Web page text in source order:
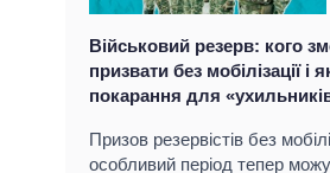
Військовий резерв: кого
призвати без мобілізації і
покарання для
Призов резервістів без
особливий період тепер